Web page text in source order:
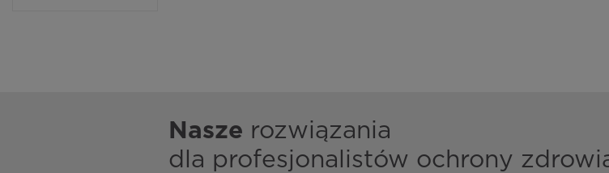
Nasze rozwiązania
dla profesjonalistów ochrony